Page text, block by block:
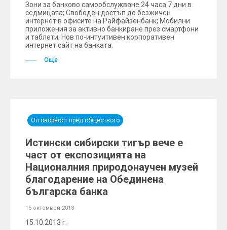
Зони за банково самообслужване 24 часа 7 дни в
седмицата; Свободен достъп до безжичен
интернет в офисите на Райфайзенбанк; Мобилни
приложения за активно банкиране през смартфони
и таблети; Нов по-интуитивен корпоративен
интернет сайт на банката.
Още
Отговорност пред обществото
Истински сибирски тигър вече е
част от експозицията на
Националния природонаучен музей
благодарение на Обединена
българска банка
15 октомври 2013
15.10.2013 г.